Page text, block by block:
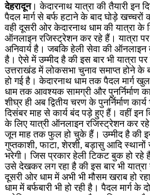
देहरादून। केदारनाथ यात्रा की तैयारी इन
पैदल मार्ग से बर्फ हटाने के बाद घोड़े खच्चरों
वही दूसरी ओर केदारनाथ धाम की यात्रा के
ऑनलाइन रजिस्ट्रेशन कर रहे हैं। यात्रा
अनिवार्य है। जबकि हेली सेवा की
है। ऐसे में उम्मीद है की इस बार भी यात्रा पर
उत्तराखंड में लोकसभा चुनाव समाप्त होने के
हो गई है। केदारनाथ धाम तक पैदल मार्ग
धाम तक आवश्यक सामग्री और पुनर्निर्माण
शीघ्र ही अब द्वितीय चरण के पुनर्निर्माण
दिसंबर माह से कार्य बंद पड़े हुए हैं। वहीं इन
के लिए यात्री ऑनलाइन रजिस्ट्रेशन कर
जून माह तक फुल हो चुके हैं। उम्मीद है की
गुप्तकाशी, फाटा, शेरशी, बड़ासु आदि
भरेगी। जिस प्रकार हेली टिकट बुक हो रहे
उसे देखकर लग रहा है की इस बार भी यात्रा
दूसरी ओर धाम में अभी भी मौसम खराब हो
धाम में बर्फबारी भी हो रही है। पैदल मार्ग